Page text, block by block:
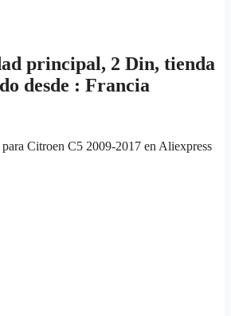
principal, 2 Din, tienda
desde : Francia
Citroen C5 2009-2017 en Aliexpress